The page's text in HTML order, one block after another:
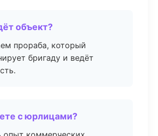
объект?
прораба, который
бригаду и ведёт
с юрлицами?